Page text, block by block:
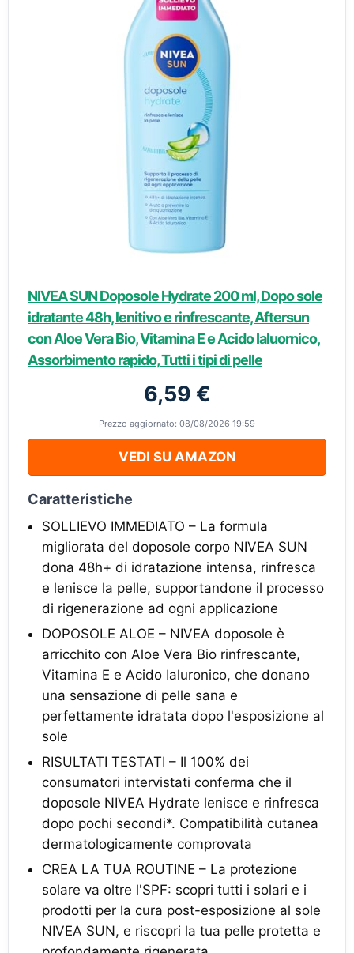
NIVEA SUN Doposole Hydrate 200 ml, Dopo sole
idratante 48h, lenitivo e rinfrescante, Aftersun
con Aloe Vera Bio, Vitamina E e Acido Ialuornico,
Assorbimento rapido, Tutti i tipi di pelle
6,59 €
Prezzo aggiornato: 08/08/2026 19:59
VEDI SU AMAZON
Caratteristiche
SOLLIEVO IMMEDIATO – La formula
migliorata del doposole corpo NIVEA SUN
dona 48h+ di idratazione intensa, rinfresca
e lenisce la pelle, supportandone il processo
di rigenerazione ad ogni applicazione
DOPOSOLE ALOE – NIVEA doposole è
arricchito con Aloe Vera Bio rinfrescante,
Vitamina E e Acido Ialuronico, che donano
una sensazione di pelle sana e
perfettamente idratata dopo l'esposizione al
sole
RISULTATI TESTATI – Il 100% dei
consumatori intervistati conferma che il
doposole NIVEA Hydrate lenisce e rinfresca
dopo pochi secondi*. Compatibilità cutanea
dermatologicamente comprovata
CREA LA TUA ROUTINE – La protezione
solare va oltre l'SPF: scopri tutti i solari e i
prodotti per la cura post-esposizione al sole
NIVEA SUN, e riscopri la tua pelle protetta e